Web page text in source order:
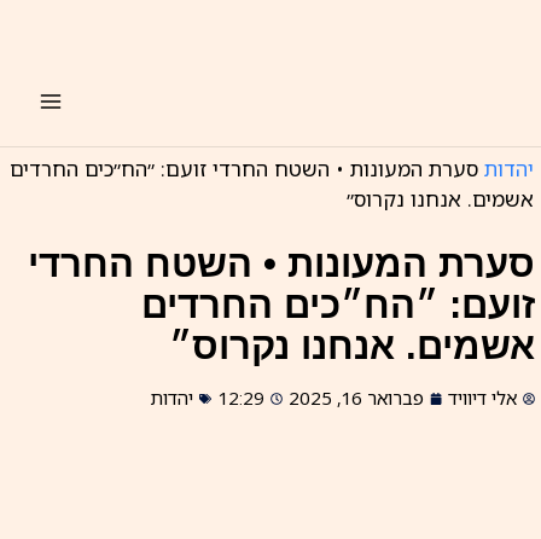
יהדות סערת המעונות • השטח החרדי זועם: ״הח״כים החרדים
אשמים. אנחנו נקרוס״
סערת המעונות • השטח החרדי
זועם: ״הח״כים החרדים
אשמים. אנחנו נקרוס״
אלי דיוויד פברואר 16, 2025 12:29 יהדות